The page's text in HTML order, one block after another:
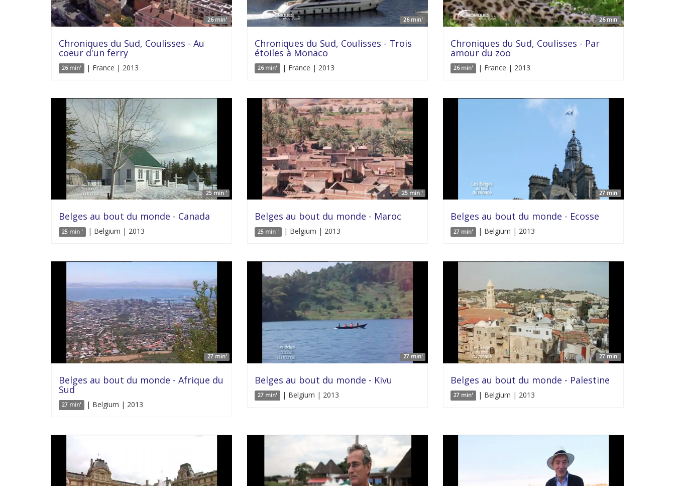
26 min'
Chroniques du Sud, Coulisses - Au
coeur d'un ferry
26 min' | France | 2013
26 min'
Chroniques du Sud, Coulisses - Trois
étoiles à Monaco
26 min' | France | 2013
26 min'
Chroniques du Sud, Coulisses - Par
amour du zoo
26 min' | France | 2013
25 min '
Belges au bout du monde - Canada
25 min ' | Belgium | 2013
25 min '
Belges au bout du monde - Maroc
25 min ' | Belgium | 2013
27 min'
Belges au bout du monde - Ecosse
27 min' | Belgium | 2013
27 min'
Belges au bout du monde - Afrique du
Sud
27 min' | Belgium | 2013
27 min'
Belges au bout du monde - Kivu
27 min' | Belgium | 2013
27 min'
Belges au bout du monde - Palestine
27 min' | Belgium | 2013